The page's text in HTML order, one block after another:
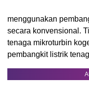
menggunakan
secara konvensional.
tenaga mikroturbin
pembangkit listrik